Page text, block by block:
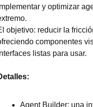
y optimizar
objetivo: reducir la
componentes
listas para usar.
Agent Builder: una